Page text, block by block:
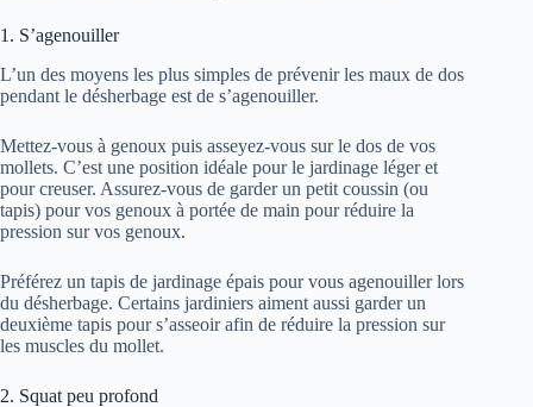
1. S’agenouiller
L’un des moyens les plus simples de prévenir les maux de dos
pendant le désherbage est de s’agenouiller.
Mettez-vous à genoux puis asseyez-vous sur le dos de vos
mollets. C’est une position idéale pour le jardinage léger et
pour creuser. Assurez-vous de garder un petit coussin (ou
tapis) pour vos genoux à portée de main pour réduire la
pression sur vos genoux.
Préférez un tapis de jardinage épais pour vous agenouiller lors
du désherbage. Certains jardiniers aiment aussi garder un
deuxième tapis pour s’asseoir afin de réduire la pression sur
les muscles du mollet.
2. Squat peu profond